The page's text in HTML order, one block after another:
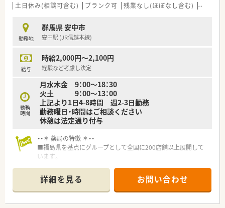
■年間休日は120日以上で様々な休暇制度の用意あり。
入し、調剤過誤防止に向けた取り組みにも積極的です。
■マネジメント型と専門性追求型のキャリアパスが目指せる環
境です。
磨きたい方皆様にお勧めです。
土日休み(相談可含む) ブランク可 残業なし(ほぼなし含む) 転勤な
勤務地
群馬県 安中市
安中駅 (JR信越本線)
給与
時給2,000円～2,100円
経験など考慮し決定
勤務
時間
月水木金 9：00～18：30
火土 9：00～13：00
上記より1日4-8時間 週2-3日勤務
勤務曜日・時間はご相談ください
休憩は法定通り付与
・・＊ 薬局の特徴 ＊・・
■福島県を基点にグループとして全国に200店舗以上展開して
います。
祉に関わる企業です。
■人とのつながりを大切にしているおり、患者様の笑顔の見える
対応を心がけています。
■研修が充実しており、年2回の社員合同研修も行っています。
詳細を見る お問い合わせ